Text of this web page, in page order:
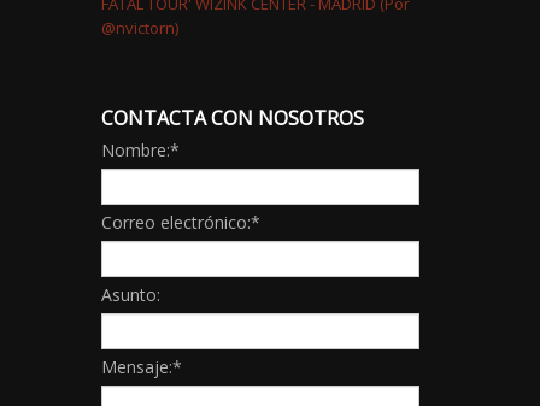
CONTACTA CON NOSOTROS
Nombre:*
Correo electrónico:*
Asunto:
Mensaje:*